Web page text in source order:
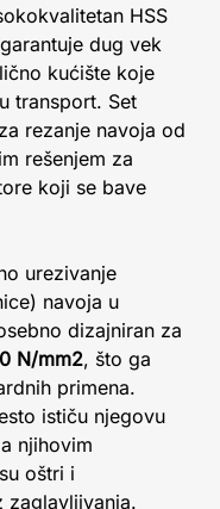
HSS
dug vek
kućište koje
transport. Set
rezanje navoja od
rešenjem za
koji se bave
urezivanje
navoja u
dizajniran za
N/mm2, što ga
primena.
ističu njegovu
njihovim
oštri i
zaglavljivanja.